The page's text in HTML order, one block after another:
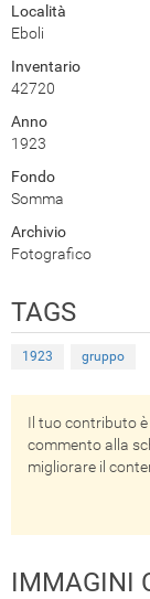
Località
Eboli
Inventario
42720
Anno
1923
Fondo
Somma
Archivio
Fotografico
TAGS
1923 gruppo
Il tuo contributo
commento alla
migliorare il
IMMAGINI